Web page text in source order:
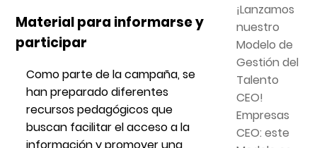
Material para informarse y
participar
Como parte de la campaña, se
han preparado diferentes
recursos pedagógicos que
buscan facilitar el acceso a la
¡Lanzamos
nuestro
Modelo de
Gestión del
Talento
CEO!
Empresas
CEO: este